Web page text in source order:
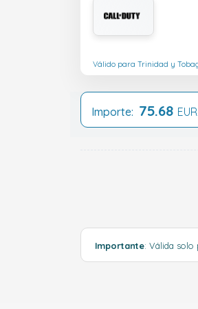
Válido para Trinidad y
Importe: 75.68 EUR
Importante: Válida solo